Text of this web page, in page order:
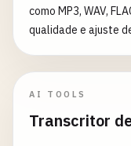
como MP3, WAV,
qualidade e ajuste
AI TOOLS
Transcritor